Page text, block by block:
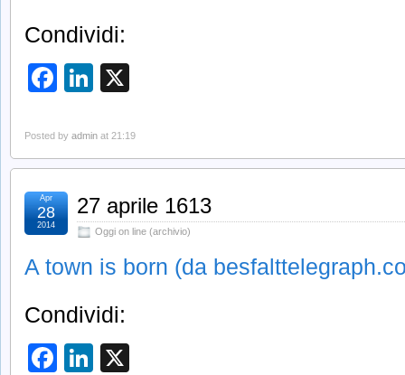
Condividi:
Facebook
LinkedIn
Posted by admin at 21:19
27 aprile 1613
Oggi on line (archivio)
Apr
28
2014
A town is born (da
Condividi:
Facebook
LinkedIn